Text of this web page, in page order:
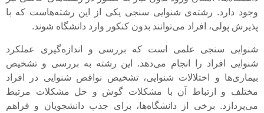
وجود دارد. رشته‌ی شنوایی سنجی یکی از این رشته‌هاست که با
پذیرش پولی، افراد می‌توانند بدون کنکور وارد دانشگاه شوند.
شنوایی سنجی علمی است که بررسی و اندازه‌گیری عملکرد
شنوایی افراد را انجام می‌دهد. این رشته به بررسی و تشخیص
بیماری‌ها و اختلالات شنوایی، تشخیص نواقص شنوایی در افراد
مختلف و ارتباط آن با مشکلات گوش و حل مشکلات مرتبط
می‌پردازد. برخی از دانشگاه‌ها، برای جذب دانشجویان و فراهم